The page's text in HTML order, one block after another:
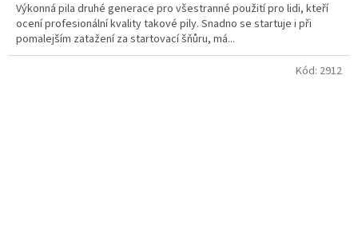
Výkonná pila druhé generace pro všestranné použití pro lidi, kteří
ocení profesionální kvality takové pily. Snadno se startuje i při
pomalejším zatažení za startovací šňůru, má...
Kód: 2912